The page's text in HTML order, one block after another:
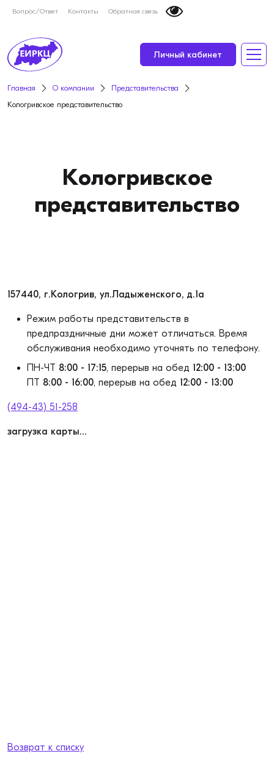
Вопрос/Ответ Контакты Обратная связь
Личный кабинет
Главная О компании
Представительства
Кологривское представительство
Кологривское
представительство
157440, г.Кологрив, ул.Ладыженского, д.1а
Режим работы представительств в
предпраздничные дни может отличаться. Время
обслуживания необходимо уточнять по телефону.
ПН-ЧТ 8:00 - 17:15, перерыв на обед 12:00 - 13:00
ПТ 8:00 - 16:00, перерыв на обед 12:00 - 13:00
(494-43) 51-258
загрузка карты...
Возврат к списку